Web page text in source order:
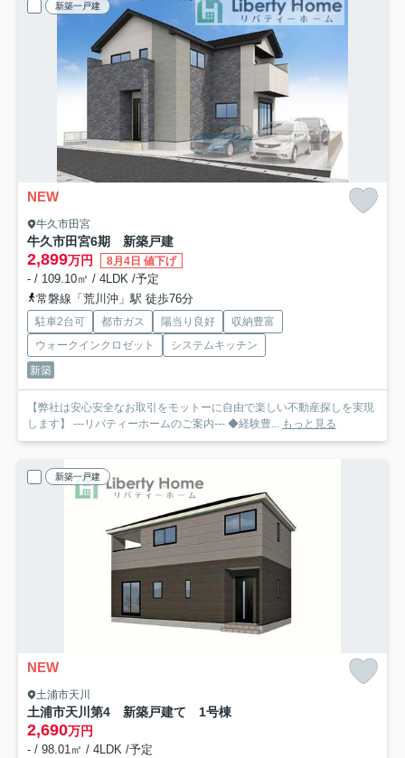
新築一戸建
NEW
牛久市田宮
牛久市田宮6期 新築戸建
2,899万円 8月4日 値下げ
- / 109.10㎡ / 4LDK /予定
常磐線「荒川沖」駅 徒歩76分
駐車2台可 都市ガス 陽当り良好
収納豊富
ウォークインクロゼット
システムキッチン
新築
【弊社は安心安全なお取引をモットーに自由で楽しい不動産探しを実現
します】 ---リバティーホームのご案内--- ◆経験豊... もっと見る
新築一戸建
NEW
土浦市天川
土浦市天川第4 新築戸建て 1号棟
2,690万円
- / 98.01㎡ / 4LDK /予定